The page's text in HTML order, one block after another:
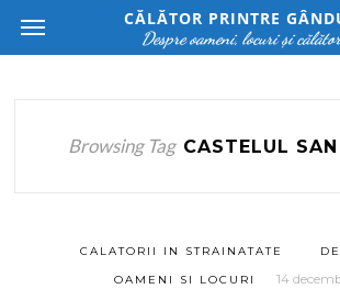
CĂLĂTOR PRINTRE
Despre oameni, locuri și
Browsing Tag CASTELUL
CALATORII IN STRAINATATE
OAMENI SI LOCURI
14